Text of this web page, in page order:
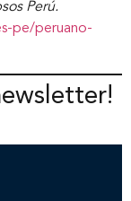
Perú.
pe/peruano-